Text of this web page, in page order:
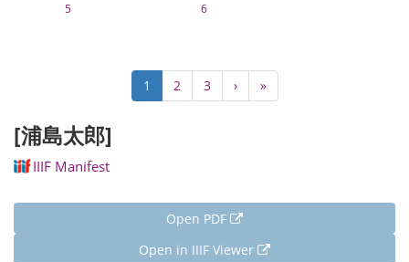
5 6
Current
page
1 Page
2 Page
3
Next
page
›
Last
page
»
[浦島太郎]
IIIF Manifest
Open PDF
Open in IIIF Viewer